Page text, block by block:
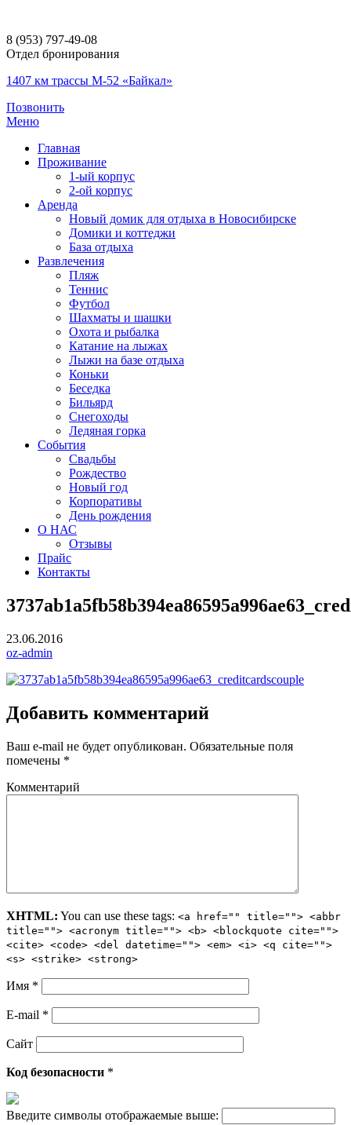
8 (953) 797-49-08
Отдел бронирования
1407 км трассы М-52 «Байкал»
Позвонить
Меню
Главная
Проживание
1-ый корпус
2-ой корпус
Аренда
Новый домик для отдыха в Новосибирске
Домики и коттеджи
База отдыха
Развлечения
Пляж
Теннис
Футбол
Шахматы и шашки
Охота и рыбалка
Катание на лыжах
Лыжи на базе отдыха
Коньки
Беседка
Бильярд
Снегоходы
Ледяная горка
События
Свадьбы
Рождество
Новый год
Корпоративы
День рождения
О НАС
Отзывы
Прайс
Контакты
23.06.2016
oz-admin
Добавить комментарий
Ваш e-mail не будет опубликован. Обязательные поля
помечены *
Комментарий
XHTML: You can use these tags: <a href="" title=""> <abbr
title=""> <acronym title=""> <b> <blockquote cite="">
<cite> <code> <del datetime=""> <em> <i> <q cite="">
<s> <strike> <strong>
Имя *
E-mail *
Сайт
Код безопасности *
Введите символы отображаемые выше: